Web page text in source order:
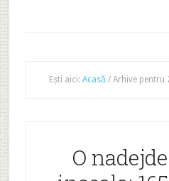
Ești aici: Acasă /Arhive pentru
O